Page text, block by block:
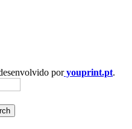
poryouprint.pt.